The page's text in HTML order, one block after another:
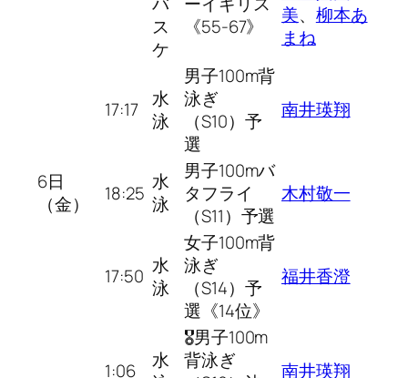
ス
ケ
《55-67》
美、 柳本あ
まね
6日
（金）
17:17 水
泳
男子100m背
泳ぎ
（S10）予
選
南井瑛翔
18:25 水
泳
男子100mバ
タフライ
（S11）予選
木村敬一
17:50 水
泳
女子100m背
泳ぎ
（S14）予
選《14位》
福井香澄
1:06
水
🎖男子100m
背泳ぎ
南井瑛翔